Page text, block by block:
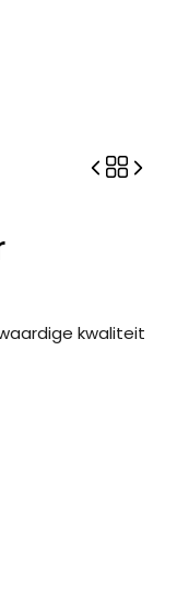
kwaliteit